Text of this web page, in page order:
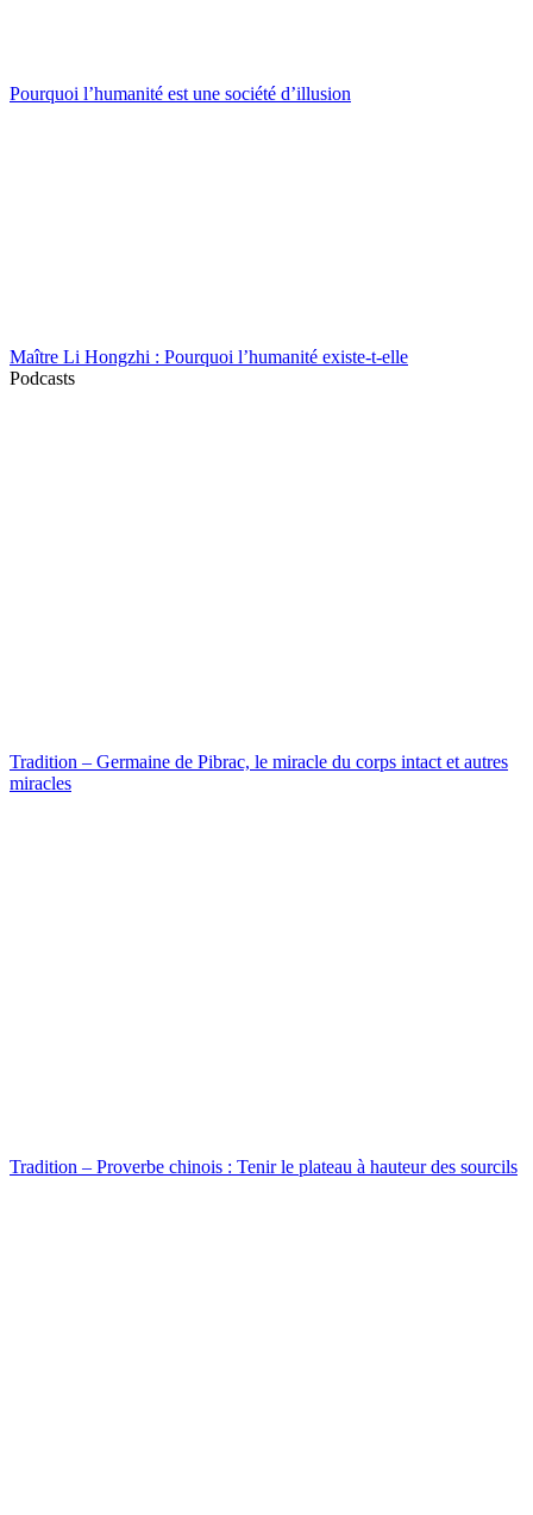
Pourquoi l’humanité est une société d’illusion
Maître Li Hongzhi : Pourquoi l’humanité existe-t-elle
Podcasts
Tradition – Germaine de Pibrac, le miracle du corps intact et autres
miracles
Tradition – Proverbe chinois : Tenir le plateau à hauteur des sourcils